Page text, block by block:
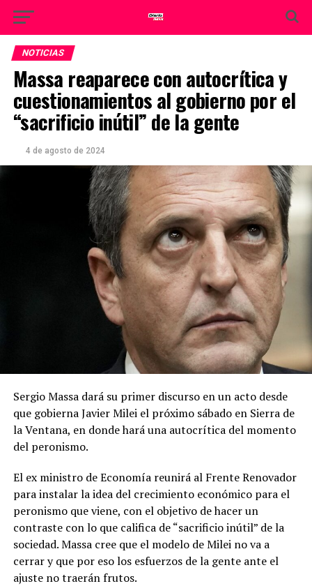
NOTICIAS
Massa reaparece con autocrítica y
cuestionamientos al gobierno por el
“sacrificio inútil” de la gente
4 de agosto de 2024
Sergio Massa dará su primer discurso en un acto desde
que gobierna Javier Milei el próximo sábado en Sierra de
la Ventana, en donde hará una autocrítica del momento
del peronismo.
El ex ministro de Economía reunirá al Frente Renovador
para instalar la idea del crecimiento económico para el
peronismo que viene, con el objetivo de hacer un
contraste con lo que califica de “sacrificio inútil” de la
sociedad. Massa cree que el modelo de Milei no va a
cerrar y que por eso los esfuerzos de la gente ante el
ajuste no traerán frutos.